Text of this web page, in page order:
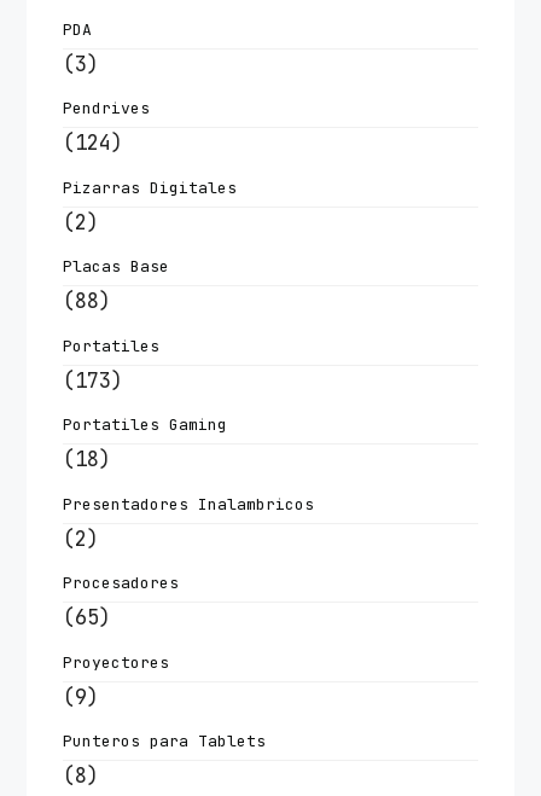
PDA
(3)
Pendrives
(124)
Pizarras Digitales
(2)
Placas Base
(88)
Portatiles
(173)
Portatiles Gaming
(18)
Presentadores Inalambricos
(2)
Procesadores
(65)
Proyectores
(9)
Punteros para Tablets
(8)